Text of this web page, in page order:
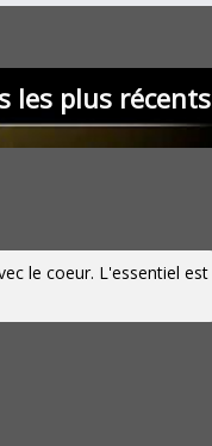
les plus récents
le coeur. L'essentiel est